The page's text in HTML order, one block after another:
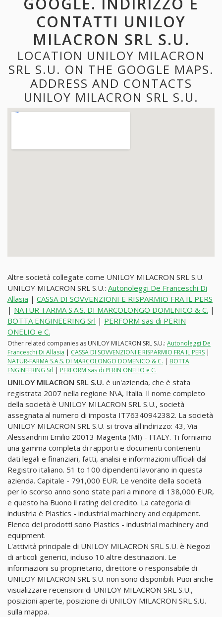
CONTATTI UNILOY
MILACRON SRL S.U.
LOCATION UNILOY MILACRON
SRL S.U. ON THE GOOGLE MAPS.
ADDRESS AND CONTACTS
UNILOY MILACRON SRL S.U.
Altre società collegate come UNILOY MILACRON SRL S.U.
UNILOY MILACRON SRL S.U.: Autonoleggi De Franceschi Di
Allasia | CASSA DI SOVVENZIONI E RISPARMIO FRA IL PERS
| NATUR-FARMA S.A.S. DI MARCOLONGO DOMENICO & C. |
BOTTA ENGINEERING Srl | PERFORM sas di PERIN
ONELIO e C.
Other related companies as UNILOY MILACRON SRL S.U.: Autonoleggi De
Franceschi Di Allasia | CASSA DI SOVVENZIONI E RISPARMIO FRA IL PERS |
NATUR-FARMA S.A.S. DI MARCOLONGO DOMENICO & C. | BOTTA
ENGINEERING Srl | PERFORM sas di PERIN ONELIO e C.
UNILOY MILACRON SRL S.U. è un'azienda, che è stata
registrata 2007 nella regione N\A, Italia. Il nome completo
della società è UNILOY MILACRON SRL S.U., società
assegnata al numero di imposta IT76340942382. La società
UNILOY MILACRON SRL S.U. si trova all'indirizzo: 43, Via
Alessandrini Emilio 20013 Magenta (MI) - ITALY. Ti forniamo
una gamma completa di rapporti e documenti contenenti
dati legali e finanziari, fatti, analisi e informazioni ufficiali dal
Registro italiano. 51 to 100 dipendenti lavorano in questa
azienda. Capitale - 791,000 EUR. Le vendite della società
per lo scorso anno sono state pari a minore di 138,000 EUR,
e questo ha Buono il rating del credito. La categoria di
industria è Plastics - industrial machinery and equipment.
Elenco dei prodotti sono Plastics - industrial machinery and
equipment.
L'attività principale di UNILOY MILACRON SRL S.U. è Negozi
di articoli generici, incluso 10 altre destinazioni. Le
informazioni su proprietario, direttore o responsabile di
UNILOY MILACRON SRL S.U. non sono disponibili. Puoi anche
visualizzare recensioni di UNILOY MILACRON SRL S.U.,
posizioni aperte, posizione di UNILOY MILACRON SRL S.U.
sulla mappa.